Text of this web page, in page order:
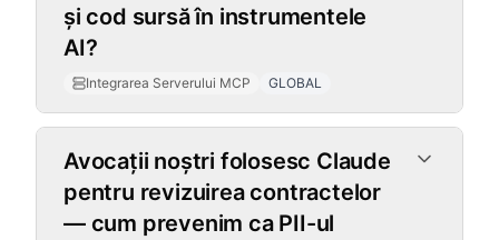
și cod sursă în instrumentele
AI?
Integrarea Serverului MCP GLOBAL
Avocații noștri folosesc Claude
pentru revizuirea contractelor
— cum prevenim ca PII-ul